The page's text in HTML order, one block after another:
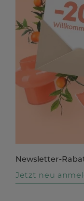
Newsletter-
Jetzt neu